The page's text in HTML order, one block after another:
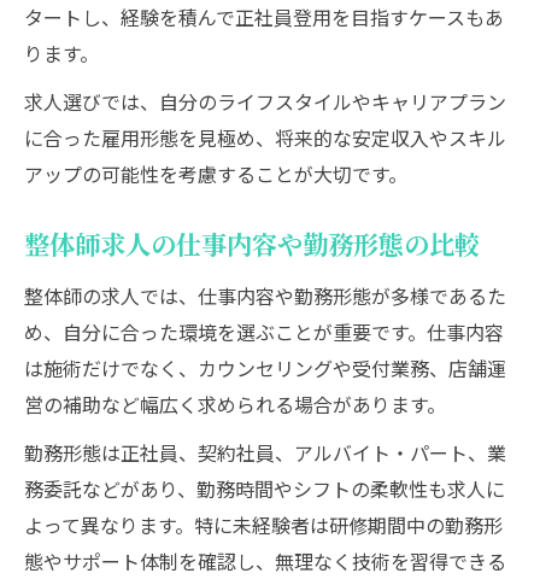
タートし、経験を積んで正社員登用を目指すケースもあ
ります。
求人選びでは、自分のライフスタイルやキャリアプラン
に合った雇用形態を見極め、将来的な安定収入やスキル
アップの可能性を考慮することが大切です。
整体師求人の仕事内容や勤務形態の比較
整体師の求人では、仕事内容や勤務形態が多様であるた
め、自分に合った環境を選ぶことが重要です。仕事内容
は施術だけでなく、カウンセリングや受付業務、店舗運
営の補助など幅広く求められる場合があります。
勤務形態は正社員、契約社員、アルバイト・パート、業
務委託などがあり、勤務時間やシフトの柔軟性も求人に
よって異なります。特に未経験者は研修期間中の勤務形
態やサポート体制を確認し、無理なく技術を習得できる